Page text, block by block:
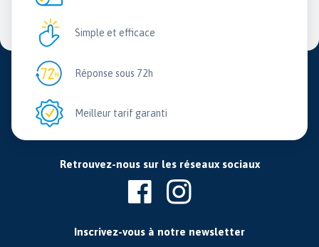
Simple et efficace
Réponse sous 72h
Meilleur tarif garanti
Retrouvez-nous sur les réseaux sociaux
Inscrivez-vous à notre newsletter